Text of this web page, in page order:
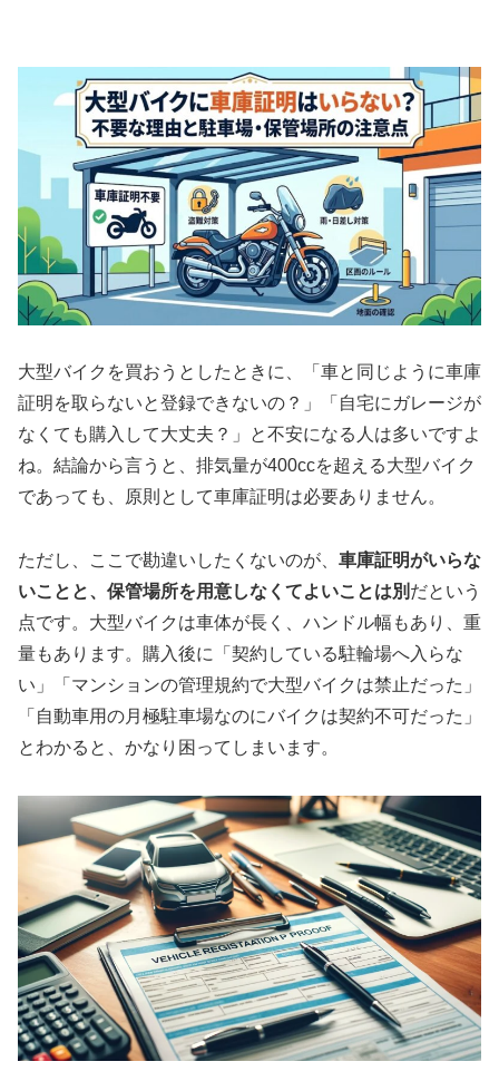
大型バイクを買おうとしたときに、「車と同じように車庫
証明を取らないと登録できないの？」「自宅にガレージが
なくても購入して大丈夫？」と不安になる人は多いですよ
ね。結論から言うと、排気量が400ccを超える大型バイク
であっても、原則として車庫証明は必要ありません。
ただし、ここで勘違いしたくないのが、 車庫証明がいらな
いことと、保管場所を用意しなくてよいことは別 だという
点です。大型バイクは車体が長く、ハンドル幅もあり、重
量もあります。購入後に「契約している駐輪場へ入らな
い」「マンションの管理規約で大型バイクは禁止だった」
「自動車用の月極駐車場なのにバイクは契約不可だった」
とわかると、かなり困ってしまいます。